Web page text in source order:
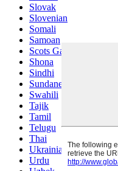
Slovak
Slovenian
Somali
Samoan
Scots Gaelic
Shona
Sindhi
Sundanese
Swahili
Tajik
Tamil
Telugu
Thai
Ukrainian
Urdu